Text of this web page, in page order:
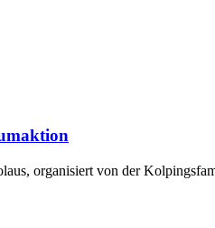
organisiert von der